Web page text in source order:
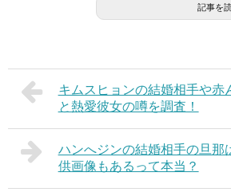
記事を
キムスヒョンの結婚相手や赤
と熱愛彼女の噂を調査！
ハンへジンの結婚相手の旦那
供画像もあるって本当？